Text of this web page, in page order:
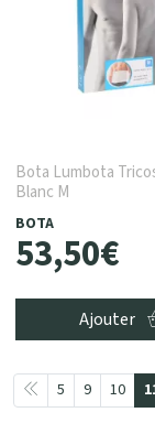
Bota Lumbota
Blanc M
BOTA
53,50€
Ajouter
5 9 10